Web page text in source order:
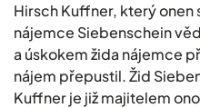
Hirsch Kuffner, který onen
nájemce Siebenschein
a úskokem žida nájemce
nájem přepustil. Žid
Kuffner je již majitelem